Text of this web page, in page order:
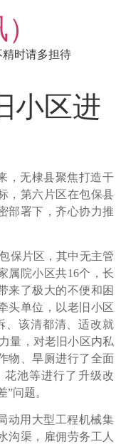
时请多担待
小区进
，无棣县聚焦打造干
，第六片区在包保县
部署下，齐心协力推
保片区，其中无主管
属院小区共16个，长
来了极大的不便和困
头单位，以老旧小区
、该清都清、适改就
量，对老旧小区内私
物、旱厕进行了全面
池等进行了升级改
问题。
动用大型工程机械集
沟渠，雇佣劳务工人